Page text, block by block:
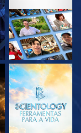
EXPLORE A SÉRIE